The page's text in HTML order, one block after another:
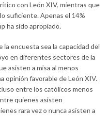
con León XIV, mientras que
suficiente. Apenas el 14%
ha sido apropiado.
la encuesta sea la capacidad del
en diferentes sectores de la
asisten a misa al menos
opinión favorable de León XIV.
entre los católicos menos
quienes asisten
rara vez o nunca asisten a